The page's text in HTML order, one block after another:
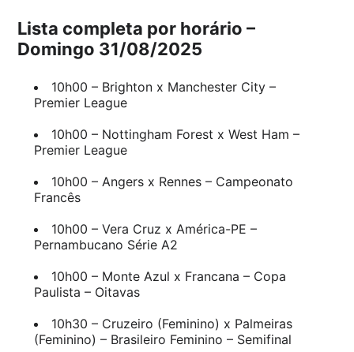
Lista completa por horário –
Domingo 31/08/2025
10h00 – Brighton x Manchester City –
Premier League
10h00 – Nottingham Forest x West Ham –
Premier League
10h00 – Angers x Rennes – Campeonato
Francês
10h00 – Vera Cruz x América-PE –
Pernambucano Série A2
10h00 – Monte Azul x Francana – Copa
Paulista – Oitavas
10h30 – Cruzeiro (Feminino) x Palmeiras
(Feminino) – Brasileiro Feminino – Semifinal